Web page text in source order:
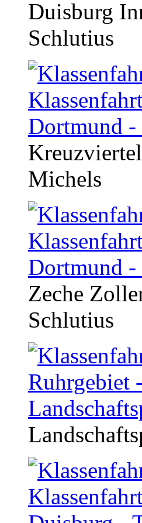
Duisburg
Schlutius
Michels
Zeche
Schlutius